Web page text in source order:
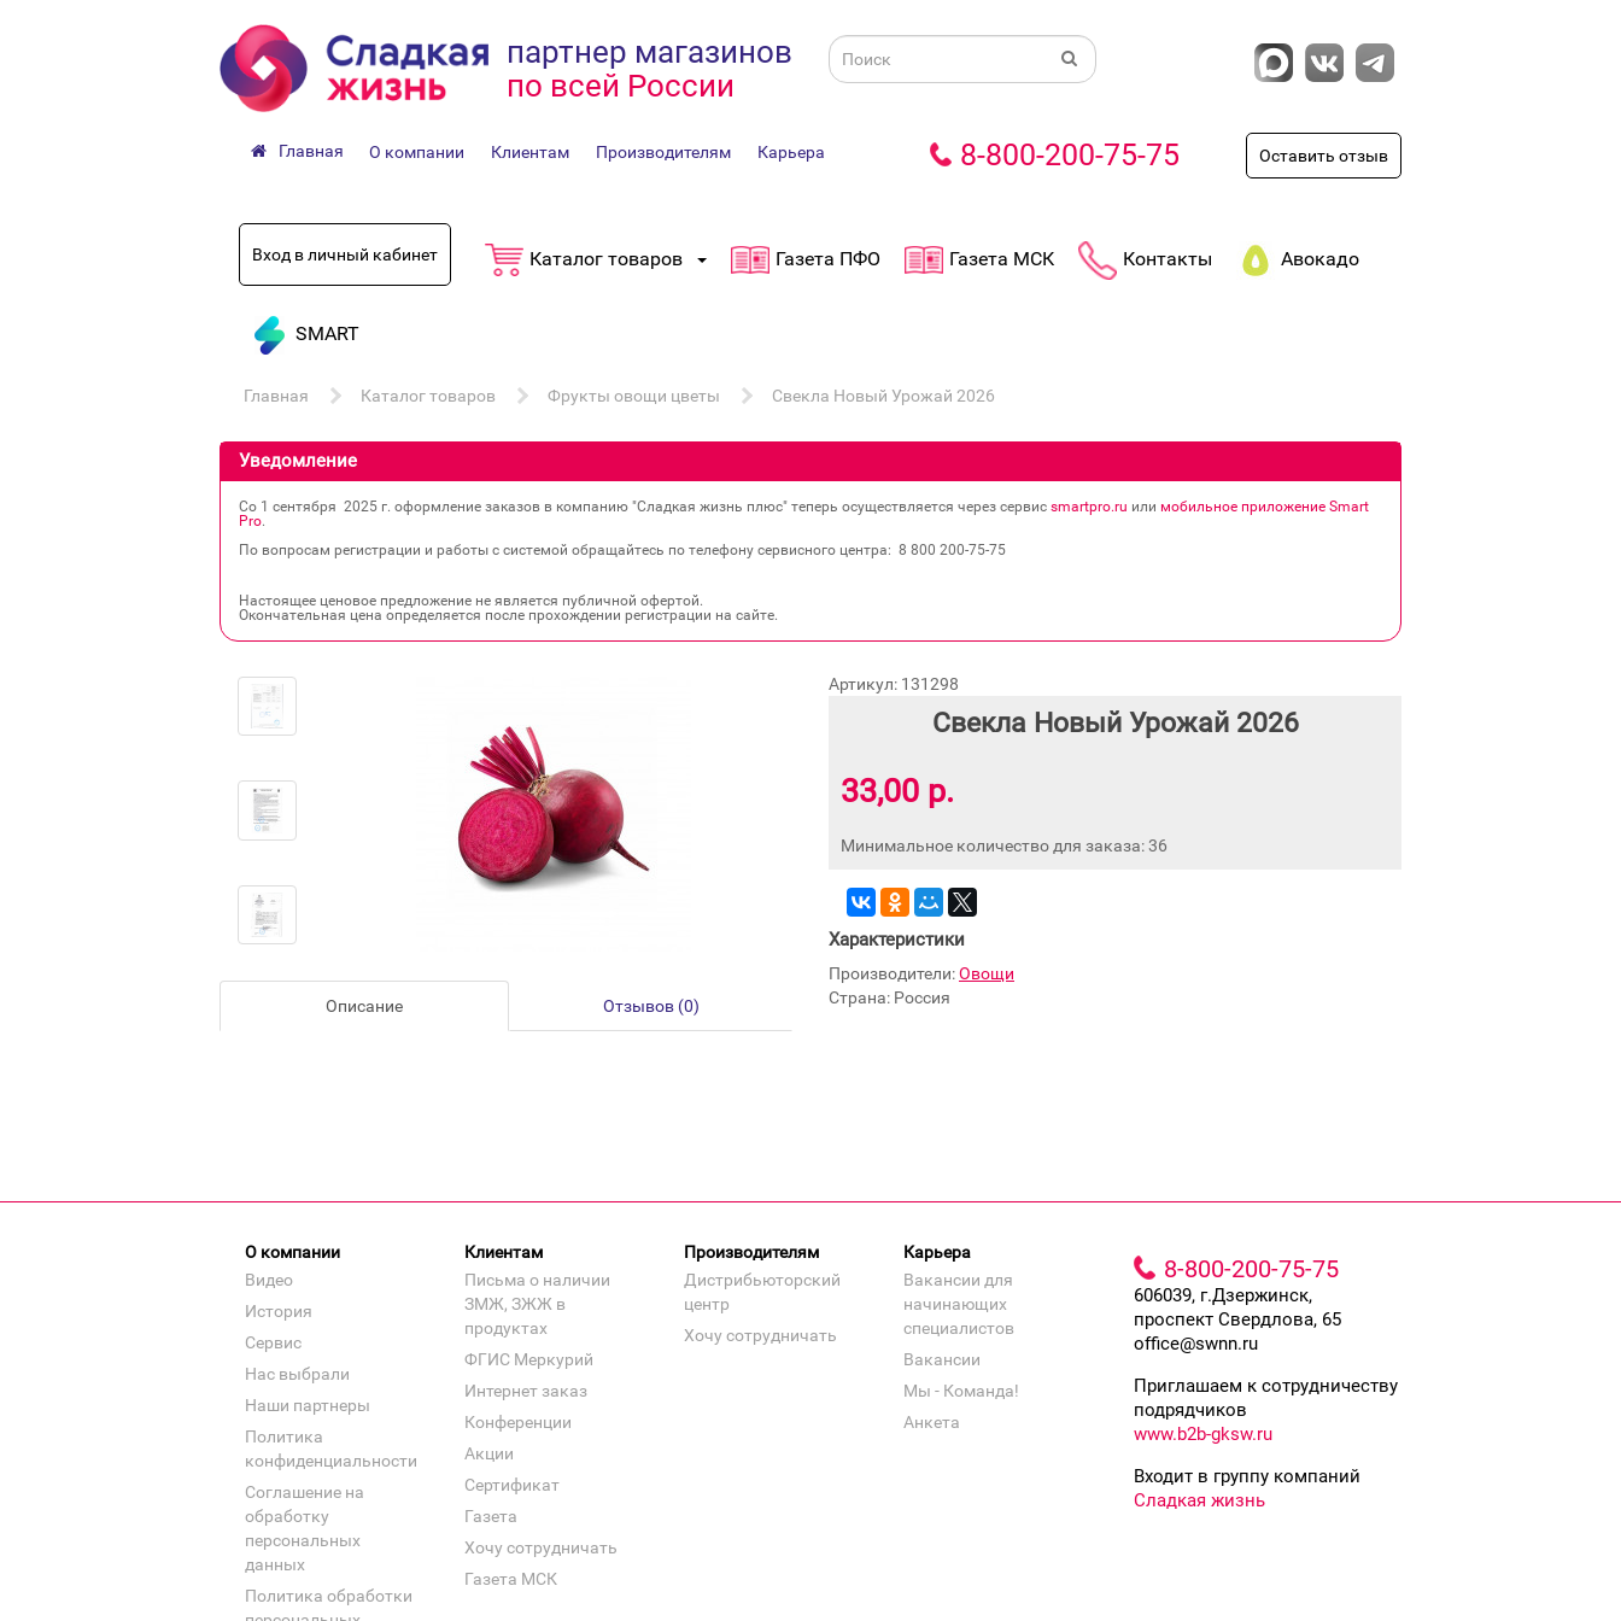
партнер магазинов
по всей России
Главная О компании Клиентам Производителям Карьера 8-800-200-75-75 Оставить отзыв
Вход в личный кабинет Каталог товаров Газета ПФО Газета МСК Контакты Авокадо
SMART
Главная Каталог товаров Фрукты овощи цветы Свекла Новый Урожай 2026
Уведомление
Со 1 сентября 2025 г. оформление заказов в компанию "Сладкая жизнь плюс" теперь осуществляется через сервис smartpro.ru или мобильное приложение Smart
Pro.
По вопросам регистрации и работы с системой обращайтесь по телефону сервисного центра: 8 800 200‐75‐75
Настоящее ценовое предложение не является публичной офертой.
Окончательная цена определяется после прохождении регистрации на сайте.
Описание Отзывов (0)
Артикул: 131298
Свекла Новый Урожай 2026
33,00 р.
Минимальное количество для заказа: 36
Характеристики
Производители:Овощи
Страна: Россия
О компании
Видео
История
Сервис
Нас выбрали
Наши партнеры
Политика
конфиденциальности
Соглашение на
обработку
персональных
данных
Политика обработки
Клиентам
Письма о наличии
ЗМЖ, ЗЖЖ в
продуктах
ФГИС Меркурий
Интернет заказ
Конференции
Акции
Сертификат
Газета
Хочу сотрудничать
Газета МСК
Производителям
Дистрибьюторский
центр
Хочу сотрудничать
Карьера
Вакансии для
начинающих
специалистов
Вакансии
Мы - Команда!
Анкета
8-800-200-75-75
606039, г.Дзержинск,
проспект Свердлова, 65
office@swnn.ru
Приглашаем к сотрудничеству
подрядчиков
www.b2b-gksw.ru
Входит в группу компаний
Сладкая жизнь